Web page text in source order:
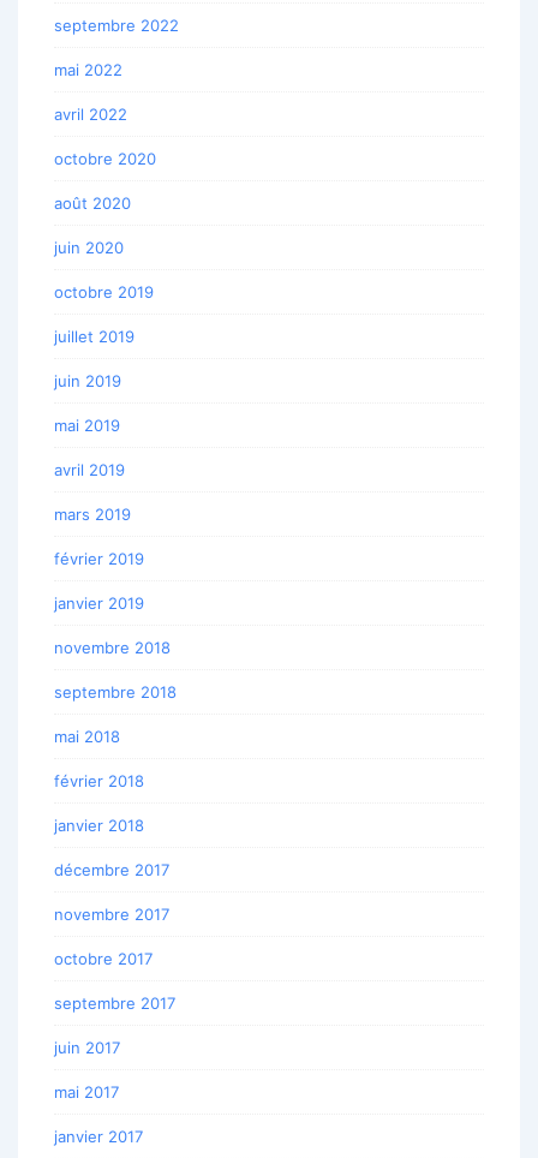
septembre 2022
mai 2022
avril 2022
octobre 2020
août 2020
juin 2020
octobre 2019
juillet 2019
juin 2019
mai 2019
avril 2019
mars 2019
février 2019
janvier 2019
novembre 2018
septembre 2018
mai 2018
février 2018
janvier 2018
décembre 2017
novembre 2017
octobre 2017
septembre 2017
juin 2017
mai 2017
janvier 2017